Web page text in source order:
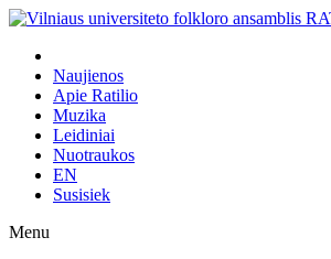
Naujienos
Apie Ratilio
Muzika
Leidiniai
Nuotraukos
EN
Susisiek
Menu